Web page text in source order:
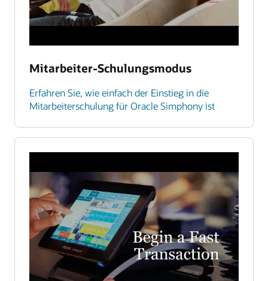
Mitarbeiter-Schulungsmodus
Erfahren Sie, wie einfach der Einstieg in die
Mitarbeiterschulung für Oracle Simphony ist